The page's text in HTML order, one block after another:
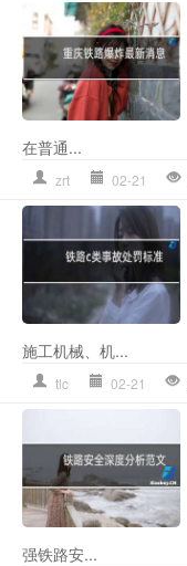
在普通...
zrt 02-21
施工机械、机...
tlc 02-21
强铁路安...